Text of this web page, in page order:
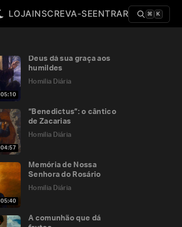
LOJAINSCREVA-SEENTRAR ⌘ K
05:10
Deus dá sua graça aos
humildes
Homilia Diária
04:57
“Benedictus”: o cântico
de Zacarias
Homilia Diária
05:40
Memória de Nossa
Senhora do Rosário
Homilia Diária
A comunhão que dá